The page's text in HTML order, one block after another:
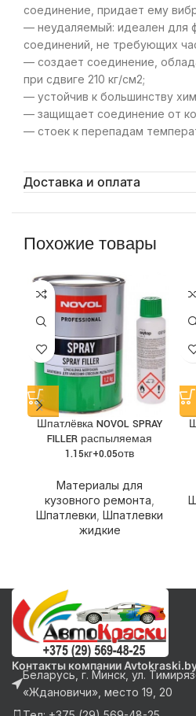
соединение, придает ему
— неудаляемый: идеален для
соединений, не требующих
— создает соединение,
при сдвиге 210 кг/см2;
— устойчив к большинству
— защищает соединение от
— стоек к перепадам
Доставка и оплата
Похожие товары
Шпатлёвка NOVOL SPRAY
FILLER распыляемая
1.15кг+0.05отв
Материалы для
кузовного ремонта
Шпатлевки Шпатлевки
жидкие
Контакты компании
Беларусь, г. Минск, ул.
«Ждановичи», место 19, 20